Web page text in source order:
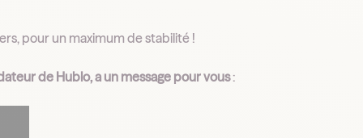
pour un maximum de stabilité !
de Hublo, a un message pour vous: